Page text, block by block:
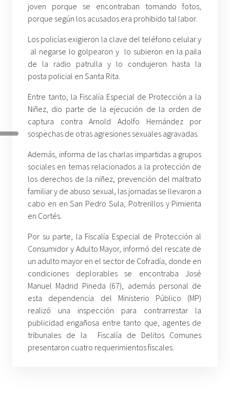
joven porque se encontraban tomando fotos,
porque según los acusados era prohibido tal labor.
Los policías exigieron la clave del teléfono celular y
al negarse lo golpearon y lo subieron en la paila
de la radio patrulla y lo condujeron hasta la
posta policial en Santa Rita.
Entre tanto, la Fiscalía Especial de Protección a la
Niñez, dio parte de la ejecución de la orden de
captura contra Arnold Adolfo Hernández por
sospechas de otras agresiones sexuales agravadas.
Además, informa de las charlas impartidas a grupos
sociales en temas relacionados a la protección de
los derechos de la niñez, prevención del maltrato
familiar y de abuso sexual, las jornadas se llevaron a
cabo en en San Pedro Sula, Potrerillos y Pimienta
en Cortés.
Por su parte, la Fiscalía Especial de Protección al
Consumidor y Adulto Mayor, informó del rescate de
un adulto mayor en el sector de Cofradía, donde en
condiciones deplorables se encontraba José
Manuel Madrid Pineda (67), además personal de
esta dependencia del Ministerio Público (MP)
realizó una inspección para contrarrestar la
publicidad engañosa entre tanto que, agentes de
tribunales de la Fiscalía de Delitos Comunes
presentaron cuatro requerimientos fiscales.